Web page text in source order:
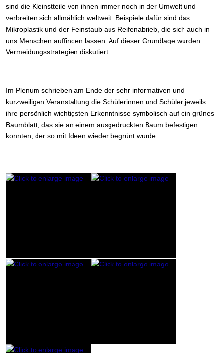
sind die Kleinstteile von ihnen immer noch in der Umwelt und
verbreiten sich allmählich weltweit. Beispiele dafür sind das
Mikroplastik und der Feinstaub aus Reifenabrieb, die sich auch in
uns Menschen auffinden lassen. Auf dieser Grundlage wurden
Vermeidungsstrategien diskutiert.
Im Plenum schrieben am Ende der sehr informativen und
kurzweiligen Veranstaltung die Schülerinnen und Schüler jeweils
ihre persönlich wichtigsten Erkenntnisse symbolisch auf ein grünes
Baumblatt, das sie an einem ausgedruckten Baum befestigen
konnten, der so mit Ideen wieder begrünt wurde.